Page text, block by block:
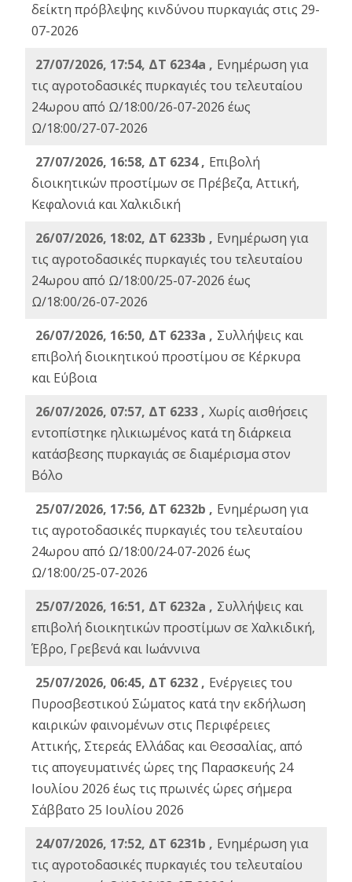
δείκτη πρόβλεψης κινδύνου πυρκαγιάς στις 29-
07-2026
27/07/2026, 17:54, ΔΤ 6234a , Ενημέρωση για
τις αγροτοδασικές πυρκαγιές του τελευταίου
24ωρου από Ω/18:00/26-07-2026 έως
Ω/18:00/27-07-2026
27/07/2026, 16:58, ΔΤ 6234 , Eπιβολή
διοικητικών προστίμων σε Πρέβεζα, Αττική,
Κεφαλονιά και Χαλκιδική
26/07/2026, 18:02, ΔΤ 6233b , Ενημέρωση για
τις αγροτοδασικές πυρκαγιές του τελευταίου
24ωρου από Ω/18:00/25-07-2026 έως
Ω/18:00/26-07-2026
26/07/2026, 16:50, ΔΤ 6233a , Συλλήψεις και
επιβολή διοικητικού προστίμου σε Κέρκυρα
και Εύβοια
26/07/2026, 07:57, ΔΤ 6233 , Χωρίς αισθήσεις
εντοπίστηκε ηλικιωμένος κατά τη διάρκεια
κατάσβεσης πυρκαγιάς σε διαμέρισμα στον
Βόλο
25/07/2026, 17:56, ΔΤ 6232b , Ενημέρωση για
τις αγροτοδασικές πυρκαγιές του τελευταίου
24ωρου από Ω/18:00/24-07-2026 έως
Ω/18:00/25-07-2026
25/07/2026, 16:51, ΔΤ 6232a , Συλλήψεις και
επιβολή διοικητικών προστίμων σε Χαλκιδική,
Έβρο, Γρεβενά και Ιωάννινα
25/07/2026, 06:45, ΔΤ 6232 , Ενέργειες του
Πυροσβεστικού Σώματος κατά την εκδήλωση
καιρικών φαινομένων στις Περιφέρειες
Αττικής, Στερεάς Ελλάδας και Θεσσαλίας, από
τις απογευματινές ώρες της Παρασκευής 24
Ιουλίου 2026 έως τις πρωινές ώρες σήμερα
Σάββατο 25 Ιουλίου 2026
24/07/2026, 17:52, ΔΤ 6231b , Ενημέρωση για
τις αγροτοδασικές πυρκαγιές του τελευταίου